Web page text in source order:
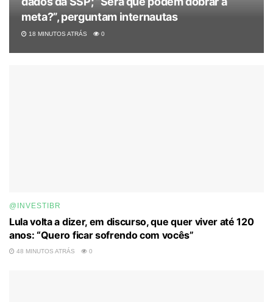
meta?”, perguntam internautas
18 MINUTOS ATRÁS 0
@INVESTIBR
Lula volta a dizer, em discurso, que quer viver até 120
anos: “Quero ficar sofrendo com vocês”
48 MINUTOS ATRÁS 0